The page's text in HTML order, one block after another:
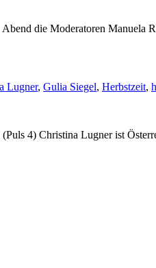
die Moderatoren
Lugner, Gulia Siegel, Herbstzeit,
4) Christina Lugner ist